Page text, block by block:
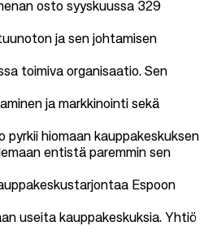
osto syyskuussa 329
ja sen johtamisen
toimiva organisaatio. Sen
ja markkinointi sekä
pyrkii hiomaan kauppakeskuksen
entistä paremmin sen
Espoon
useita kauppakeskuksia. Yhtiö